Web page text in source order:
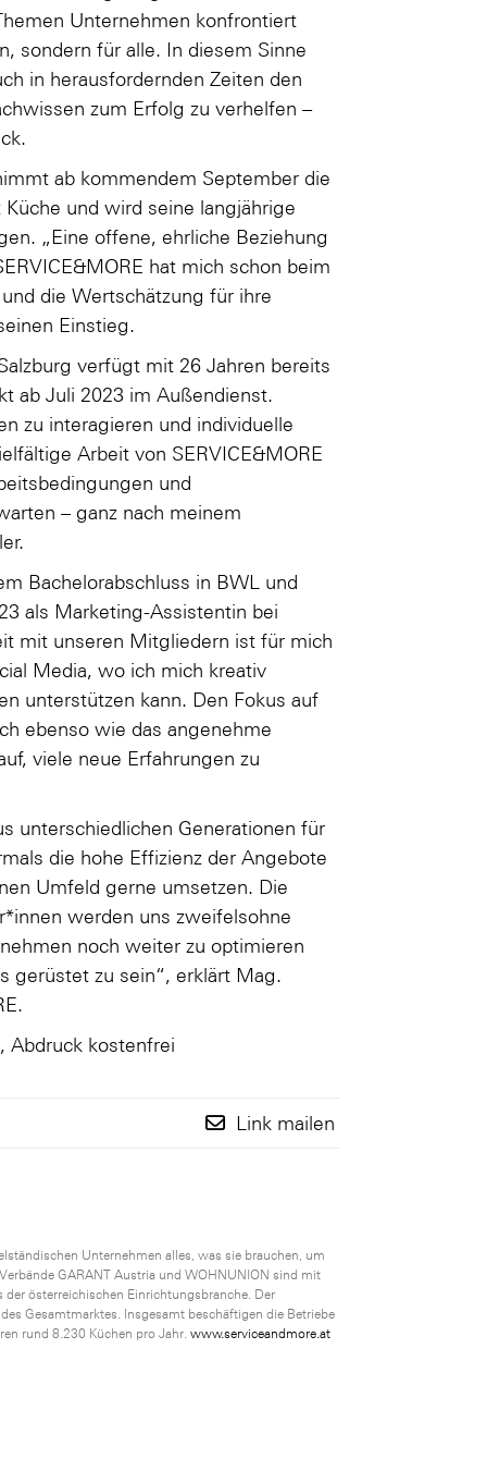
Unternehmen konfrontiert
sondern für alle. In diesem Sinne
in herausfordernden Zeiten den
zum Erfolg zu verhelfen –
ab kommendem September die
und wird seine langjährige
„Eine offene, ehrliche Beziehung
hat mich schon beim
die Wertschätzung für ihre
Einstieg.
verfügt mit 26 Jahren bereits
ab Juli 2023 im Außendienst.
zu interagieren und individuelle
Arbeit von SERVICE&MORE
und
– ganz nach meinem
Bachelorabschluss in BWL und
als Marketing-Assistentin bei
mit unseren Mitgliedern ist für mich
Media, wo ich mich kreativ
unterstützen kann. Den Fokus auf
ebenso wie das angenehme
viele neue Erfahrungen zu
unterschiedlichen Generationen für
die hohe Effizienz der Angebote
Umfeld gerne umsetzen. Die
werden uns zweifelsohne
noch weiter zu optimieren
gerüstet zu sein“, erklärt Mag.
Abdruck kostenfrei
Link mailen
Unternehmen alles, was sie brauchen, um
GARANT Austria und WOHNUNION sind mit
österreichischen Einrichtungsbranche. Der
Gesamtmarktes. Insgesamt beschäftigen die Betriebe
rund 8.230 Küchen pro Jahr.www.serviceandmore.at